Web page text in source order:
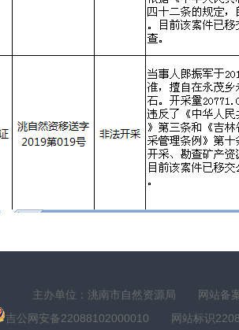
主办单位：洮南市自然资源局
网站备
吉公网安备22088102000010 网站标识